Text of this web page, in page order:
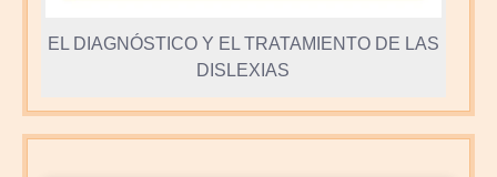
EL DIAGNÓSTICO Y EL TRATAMIENTO DE LAS
DISLEXIAS